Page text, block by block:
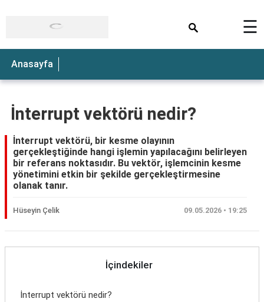
☰
Anasayfa
İnterrupt vektörü nedir?
İnterrupt vektörü, bir kesme olayının
gerçekleştiğinde hangi işlemin yapılacağını belirleyen
bir referans noktasıdır. Bu vektör, işlemcinin kesme
yönetimini etkin bir şekilde gerçekleştirmesine
olanak tanır.
Hüseyin Çelik 09.05.2026 • 19:25
İçindekiler
İnterrupt vektörü nedir?